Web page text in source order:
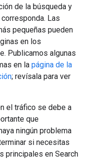
de la búsqueda y
Las
pequeñas pueden
en los
Publicamos algunas
en la página de la
; revísala para ver
el tráfico se debe a
que
ningún problema
si necesitas
principales en Search